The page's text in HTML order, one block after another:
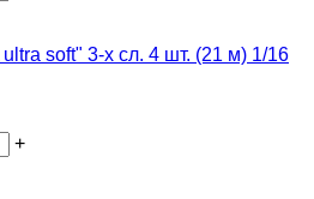
soft" 3-х сл. 4 шт. (21 м) 1/16
+